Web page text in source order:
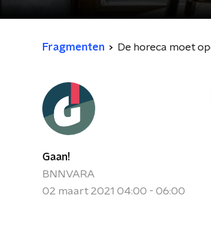
Fragmenten De horeca moet
Gaan!
BNNVARA
02 maart 2021 04:00 - 06:00